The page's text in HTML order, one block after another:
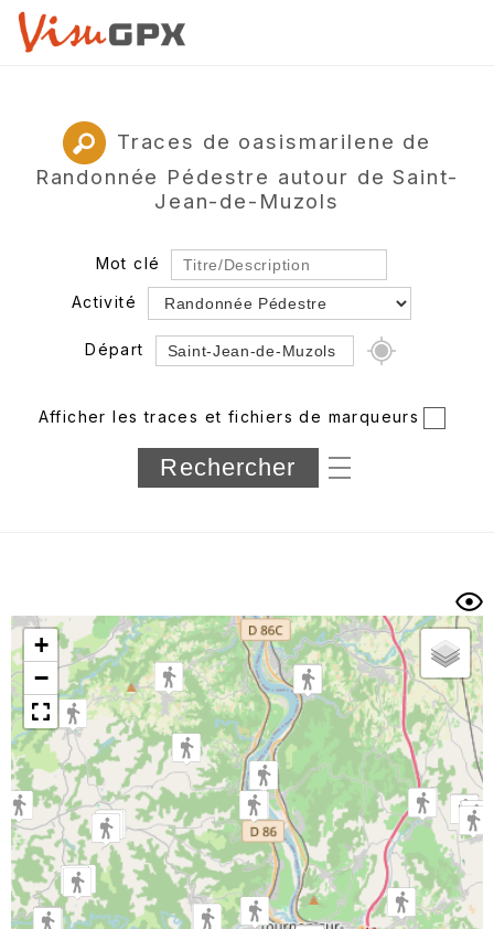
Traces de oasismarilene de
Randonnée Pédestre autour de Saint-
Jean-de-Muzols
Mot clé
Activité
Départ
Département
Longueur min/max
Trier par
Horodatage Photos
Afficher les traces et fichiers de marqueurs
+
−